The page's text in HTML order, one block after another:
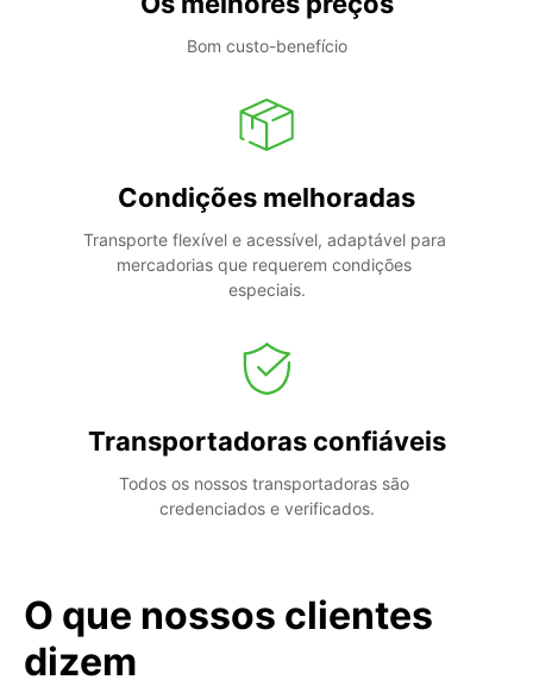
Bom custo-benefício
Condições melhoradas
Transporte flexível e acessível, adaptável para
mercadorias que requerem condições
especiais.
Transportadoras confiáveis
Todos os nossos transportadoras são
credenciados e verificados.
O que nossos clientes
dizem